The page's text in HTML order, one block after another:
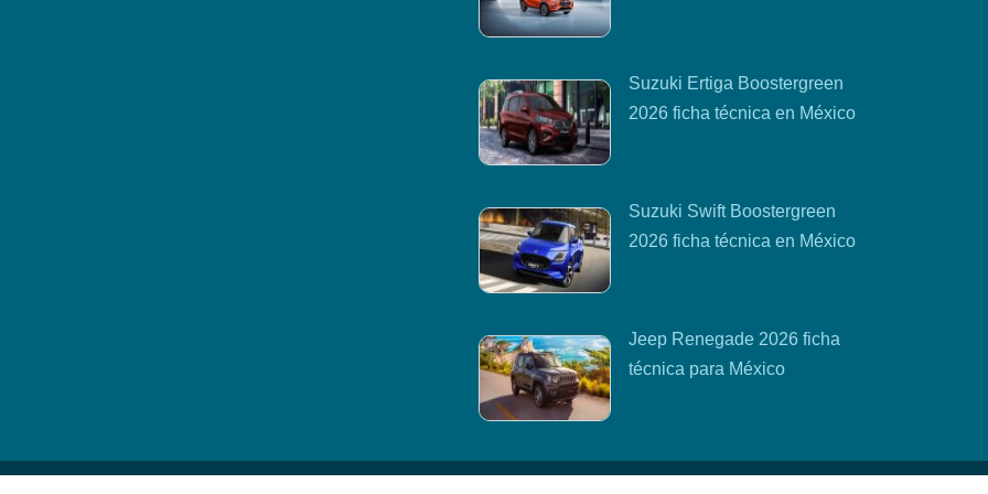
Suzuki Ertiga Boostergreen
2026 ficha técnica en México
Suzuki Swift Boostergreen
2026 ficha técnica en México
Jeep Renegade 2026 ficha
técnica para México